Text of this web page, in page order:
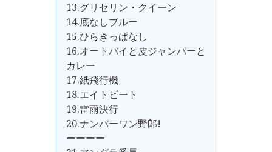
13.グリセリン・クイーン
14.底なしブルー
15.ひらきっぱなし
16.オートバイと皮ジャンパーと
カレー
17.紙飛行機
18.エイトビート
19.雷雨決行
20.ナンバーワン野郎!
ーーーー